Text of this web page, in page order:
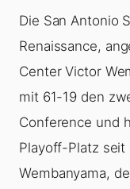
Die San Antonio
Renaissance,
Center Victor
mit 61-19 den
Conference und
Playoff-Platz seit
Wembanyama,